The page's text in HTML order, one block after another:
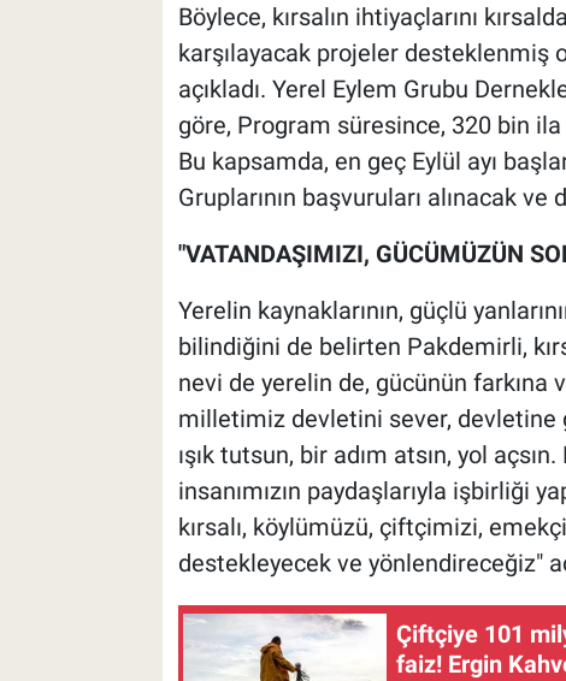
Böylece, kırsalın ihtiyaçlarını
karşılayacak projeler desteklenmiş
açıkladı. Yerel Eylem Grubu
göre, Program süresince, 320 bin
Bu kapsamda, en geç Eylül ayı
Gruplarının başvuruları alınacak
"VATANDAŞIMIZI, GÜCÜMÜZÜN
Yerelin kaynaklarının, güçlü
bilindiğini de belirten Pakdemirli,
nevi de yerelin de, gücünün farkına
milletimiz devletini sever, devletine
ışık tutsun, bir adım atsın, yol
insanımızın paydaşlarıyla işbirliği
kırsalı, köylümüzü, çiftçimizi,
destekleyecek ve yönlendireceğiz"
Çiftçiye 101
faiz! Ergin